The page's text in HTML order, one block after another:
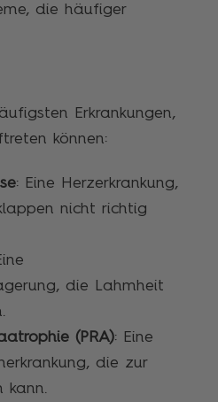
die häufiger
Erkrankungen,
können:
: Eine Herzerkrankung,
nicht richtig
die Lahmheit
(PRA): Eine
die zur
kann.